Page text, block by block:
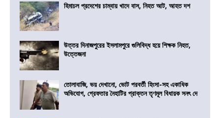
হিমাচল প্রদেশের চাম্বায় খাদে বাস, নিহত আট, আহত দশ
উত্তর দিনাজপুরের ইসলামপুরে গুলিবিদ্ধ হয়ে শিক্ষক নিহত,
উত্তেজনা
তোলাবাজি, ভয় দেখানো, ভোট পরবর্তী হিংসা-সহ একাধিক
অভিযোগ, গ্রেফতার নৈহাটির প্রাক্তন তৃণমূল বিধায়ক সনৎ দে